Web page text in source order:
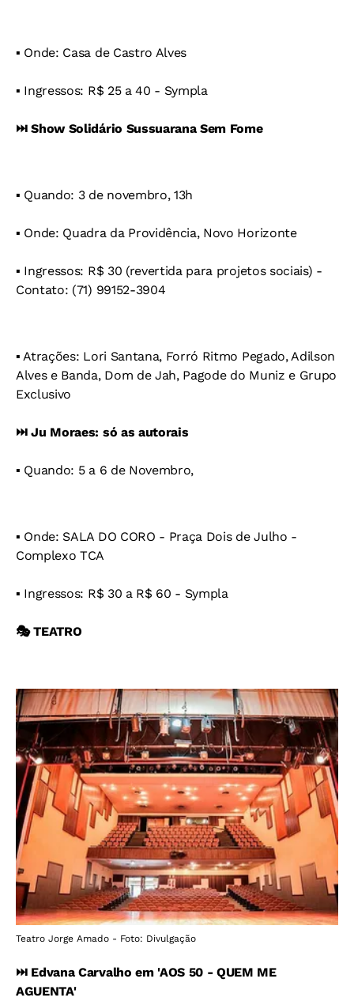
▪️ Onde: Casa de Castro Alves
▪️ Ingressos: R$ 25 a 40 - Sympla
⏭️ Show Solidário Sussuarana Sem Fome
▪️ Quando: 3 de novembro, 13h
▪️ Onde: Quadra da Providência, Novo Horizonte
▪️ Ingressos: R$ 30 (revertida para projetos sociais) -
Contato: (71) 99152-3904
▪️ Atrações: Lori Santana, Forró Ritmo Pegado, Adilson
Alves e Banda, Dom de Jah, Pagode do Muniz e Grupo
Exclusivo
⏭️ Ju Moraes: só as autorais
▪️ Quando: 5 a 6 de Novembro,
▪️ Onde: SALA DO CORO - Praça Dois de Julho -
Complexo TCA
▪️ Ingressos: R$ 30 a R$ 60 - Sympla
🎭 TEATRO
Teatro Jorge Amado - Foto: Divulgação
⏭️ Edvana Carvalho em 'AOS 50 - QUEM ME
AGUENTA'